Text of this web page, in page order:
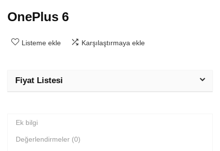
OnePlus 6
Listeme ekle Karşılaştırmaya ekle
Fiyat Listesi
Ek bilgi
Değerlendirmeler (0)